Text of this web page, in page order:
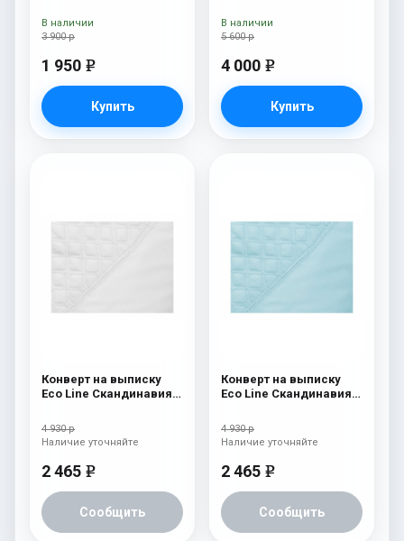
3 900 р
1 950 e
Купить
В наличии
5 600 р
4 000 e
Купить
В наличии
Конверт на выписку
Eco Line Скандинавия
4 930 р
2 465 e
Сообщить
Наличие уточняйте
Конверт на выписку
Eco Line Скандинавия
4 930 р
2 465 e
Сообщить
Наличие уточняйте